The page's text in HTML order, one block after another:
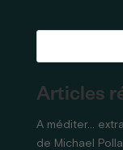
Articles
A méditer…
de Michael